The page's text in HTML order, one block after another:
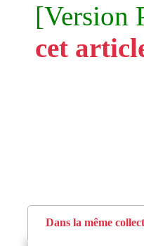
[Version
cet
Dans la même